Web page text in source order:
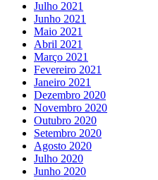
Julho 2021
Junho 2021
Maio 2021
Abril 2021
Março 2021
Fevereiro 2021
Janeiro 2021
Dezembro 2020
Novembro 2020
Outubro 2020
Setembro 2020
Agosto 2020
Julho 2020
Junho 2020